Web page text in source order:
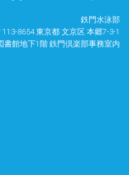
鉄門水泳部
113-8654 東京都 文京区 本郷7-3-1
書館地下1階 鉄門倶楽部事務室内